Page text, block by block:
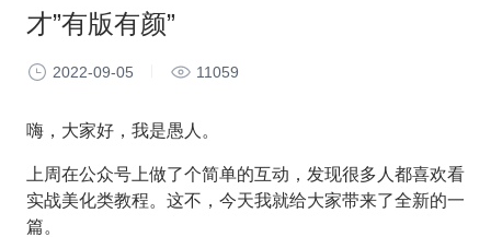
才”有版有颜”
2022-09-05 11059
嗨，大家好，我是愚人。
上周在公众号上做了个简单的互动，发现很多人都喜欢看
实战美化类教程。这不，今天我就给大家带来了全新的一
篇。